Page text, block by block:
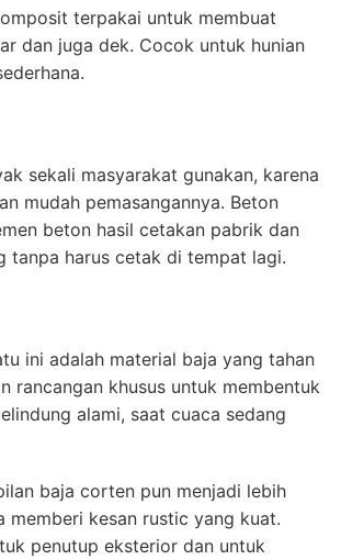
terpakai untuk membuat
dan juga dek. Cocok untuk hunian
sekali masyarakat gunakan, karena
mudah pemasangannya. Beton
beton hasil cetakan pabrik dan
tanpa harus cetak di tempat lagi.
ini adalah material baja yang tahan
rancangan khusus untuk membentuk
alami, saat cuaca sedang
baja corten pun menjadi lebih
memberi kesan rustic yang kuat.
penutup eksterior dan untuk